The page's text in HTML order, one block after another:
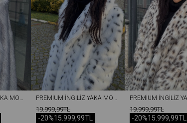
PREMIUM İNGILIZ YAKA MOB WİFE SUNI KÜRK MAXI KADIN KABAN EKRU PREMIUM İNGILIZ YAKA MOB WİFE SUNI KÜRK MAXI KADIN KABAN BEYAZ-SIYAH
19.999,99TL
15.999,99TL
-20%
19.999,99TL
15.999,99TL
-20%